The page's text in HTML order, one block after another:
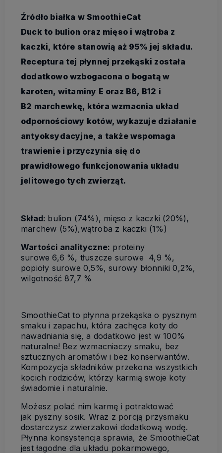
Źródło białka w SmoothieCat
Duck to bulion oraz mięso i wątroba z
kaczki, które stanowią aż 95% jej składu.
Receptura tej płynnej przekąski została
dodatkowo wzbogacona o bogatą w
karoten, witaminy E oraz B6, B12 i
B2 marchewkę, która wzmacnia układ
odpornościowy kotów, wykazuje działanie
antyoksydacyjne, a także wspomaga
trawienie i przyczynia się do
prawidłowego funkcjonowania układu
jelitowego tych zwierząt.
Skład: bulion (74%), mięso z kaczki (20%),
marchew (5%),wątroba z kaczki (1%)
Wartości analityczne: proteiny
surowe 6,6 %, tłuszcze surowe 4,9 %,
popioły surowe 0,5%, surowy błonniki 0,2%,
wilgotność 87,7 %
SmoothieCat to płynna przekąska o pysznym
smaku i zapachu, która zachęca koty do
nawadniania się, a dodatkowo jest w 100%
naturalne! Bez wzmacniaczy smaku, bez
sztucznych aromatów i bez konserwantów.
Kompozycja składników przekona wszystkich
kocich rodziców, którzy karmią swoje koty
świadomie i naturalnie.
Możesz polać nim karmę i potraktować
jak pyszny sosik. Wraz z porcją przysmaku
dostarczysz zwierzakowi dodatkową wodę.
Płynna konsystencja sprawia, że SmoothieCat
jest łagodne dla układu pokarmowego,